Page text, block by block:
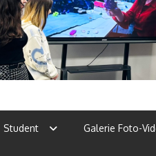
Student Galerie Foto-